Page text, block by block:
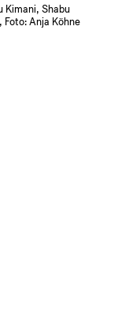
Kimani, Shabu
Anja Köhne